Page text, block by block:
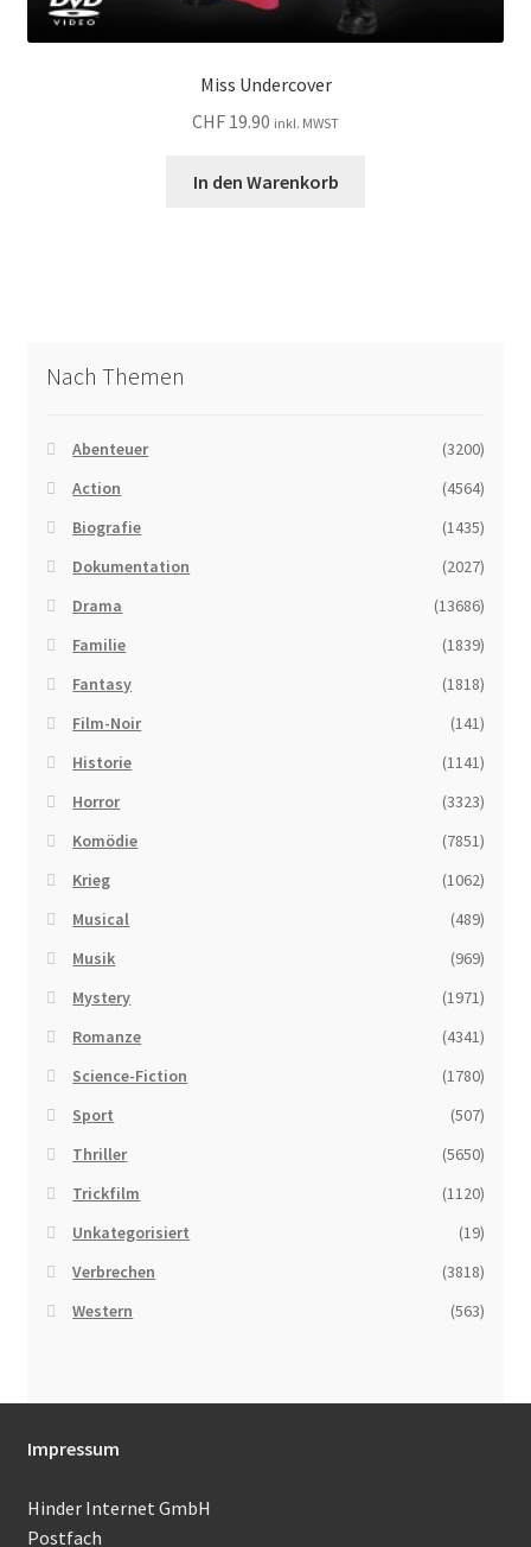
Miss Undercover
CHF 19.90 inkl. MWST
In den Warenkorb
Nach Themen
Abenteuer
(3200)
Action
(4564)
Biografie
(1435)
Dokumentation
(2027)
Drama
(13686)
Familie
(1839)
Fantasy
(1818)
Film-Noir
(141)
Historie
(1141)
Horror
(3323)
Komödie
(7851)
Krieg
(1062)
Musical
(489)
Musik
(969)
Mystery
(1971)
Romanze
(4341)
Science-Fiction
(1780)
Sport
(507)
Thriller
(5650)
Trickfilm
(1120)
Unkategorisiert
(19)
Verbrechen
(3818)
Western
(563)
Impressum
Hinder Internet GmbH
Postfach